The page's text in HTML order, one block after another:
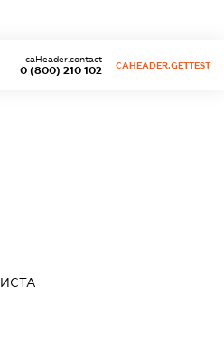
0 (800) 210 102
caHeader.contact
CAHEADER.GETTEST